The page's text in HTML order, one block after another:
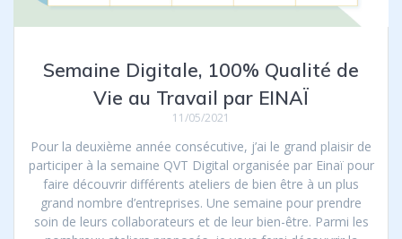
Semaine Digitale, 100% Qualité de
Vie au Travail par EINAÏ
11/05/2021
Pour la deuxième année consécutive, j’ai le grand plaisir de
participer à la semaine QVT Digital organisée par Einaï pour
faire découvrir différents ateliers de bien être à un plus
grand nombre d’entreprises. Une semaine pour prendre
soin de leurs collaborateurs et de leur bien-être. Parmi les